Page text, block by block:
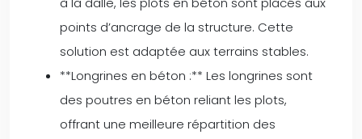
points d’ancrage de la structure. Cette
solution est adaptée aux terrains stables.
**Longrines en béton :** Les longrines sont
des poutres en béton reliant les plots,
offrant une meilleure répartition des